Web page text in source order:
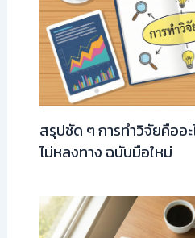
สรุปชัด ๆ การทำวิจัยคืออะ
ไม่หลงทาง ฉบับมือใหม่